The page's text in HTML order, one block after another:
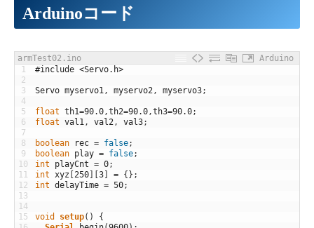
Arduinoコード
armTest02.ino
Arduino
1
2
3
4
5
6
7
8
9
10
11
12
13
14
15
#include <Servo.h>
Servo myservo1 , myservo2 , myservo3;
float th1=90.0 ,th2=90.0 ,th3=90.0;
float val1 , val2 , val3;
boolean rec = false;
boolean play = false;
int
playCnt = 0;
int
xyz [250] [3] = {} ;
int delayTime = 50;
void setup( )
{